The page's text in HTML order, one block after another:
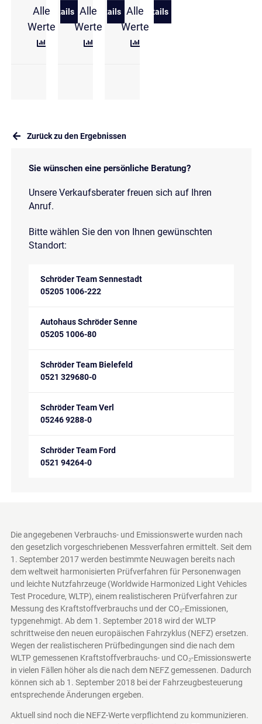
Alle
Werte
Details
zu Volkswagen Tiguan 1,5 l eTSI DSG Energy
Alle
Werte
Details
zu Volkswagen Tiguan 1.5 eTSI DSG
Alle
Werte
Details
zu Volkswagen Tiguan 1,5
Zurück zu den Ergebnissen
Sie wünschen eine persönliche Beratung?
Unsere Verkaufsberater freuen sich auf Ihren
Anruf.
Bitte wählen Sie den von Ihnen gewünschten
Standort:
Schröder Team Sennestadt
05205 1006-222
Autohaus Schröder Senne
05205 1006-80
Schröder Team Bielefeld
0521 329680-0
Schröder Team Verl
05246 9288-0
Schröder Team Ford
0521 94264-0
Die angegebenen Verbrauchs- und Emissionswerte wurden nach
den gesetzlich vorgeschriebenen Messverfahren ermittelt. Seit dem
1. September 2017 werden bestimmte Neuwagen bereits nach
dem weltweit harmonisierten Prüfverfahren für Personenwagen
und leichte Nutzfahrzeuge (Worldwide Harmonized Light Vehicles
Test Procedure, WLTP), einem realistischeren Prüfverfahren zur
Messung des Kraftstoffverbrauchs und der CO₂-Emissionen,
typgenehmigt. Ab dem 1. September 2018 wird der WLTP
schrittweise den neuen europäischen Fahrzyklus (NEFZ) ersetzen.
Wegen der realistischeren Prüfbedingungen sind die nach dem
WLTP gemessenen Kraftstoffverbrauchs- und CO₂-Emissionswerte
in vielen Fällen höher als die nach dem NEFZ gemessenen. Dadurch
können sich ab 1. September 2018 bei der Fahrzeugbesteuerung
entsprechende Änderungen ergeben.
Aktuell sind noch die NEFZ-Werte verpflichtend zu kommunizieren.